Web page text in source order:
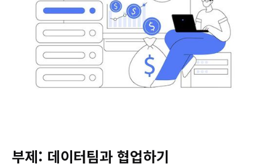
부제: 데이터팀과 협업하기